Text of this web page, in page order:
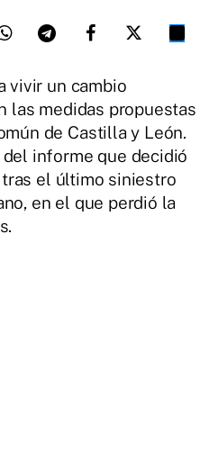
vivir un cambio
las medidas propuestas
de Castilla y León.
informe que decidió
el último siniestro
en el que perdió la